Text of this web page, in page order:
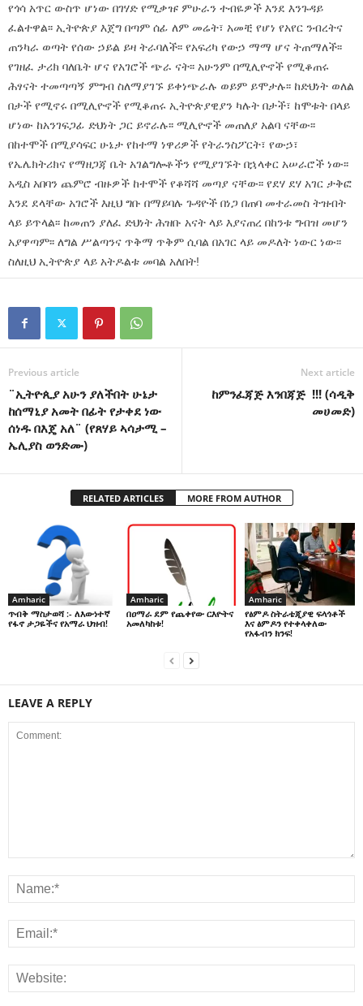
የጎሳ አጥር ውስጥ ሆነው በገሃድ የሚቃዡ ምሁራን ተብዬዎች እንደ እንጉዳይ
ፈልተዋል፡፡ ኢትዮጵያ እጀግ በጣም ሰፊ ለም መሬት፣ አመቺ የሆነ የአየር ንብረትና
ጠንካራ ወጣት የሰው ኃይል ይዛ ትራባለች፡፡ የአፍሪካ የውኃ ማማ ሆና ትጠማለች፡፡
የገዘፈ ታሪክ ባለቤት ሆና የአገሮች ጭራ ናት፡፡ አሁንም በሚሊዮኖች የሚቆጠሩ
ሕፃናት ተመጣጣኝ ምግብ ስለማያገኙ ይቀነጭራሉ ወይም ይሞታሉ፡፡ ከድህነት ወለል
በታች የሚኖሩ በሚሊዮኖች የሚቆጠሩ ኢትዮጵያዊያን ካሉት በታች፣ ከሞቱት በላይ
ሆነው ከአንገፍጋፊ ድህነት ጋር ይኖራሉ፡፡ ሚሊዮኖች መጠለያ አልባ ናቸው፡፡
በከተሞች በሚያሳፍር ሁኔታ የከተማ ነዋሪዎች የትራንስፖርት፣ የውኃ፣
የኤሌክትሪክና የማዘጋጃ ቤት አገልግሎቶችን የሚያገኙት በኋላቀር አሠራሮች ነው፡፡
አዲስ አበባን ጨምሮ ብዙዎች ከተሞች የቆሻሻ መጣያ ናቸው፡፡ የደሃ ደሃ አገር ታቅፎ
እንደ ደላቸው አገሮች እዚህ ግቡ በማይባሉ ጉዳዮች በነጋ በጠባ መተራመስ ትዝብት
ላይ ይጥላል፡፡ ከመጠን ያለፈ ድህነት ሕዝቡ አናት ላይ እያናጠረ በከንቱ ግብዝ መሆን
አያዋጣም፡፡ ለግል ሥልጣንና ጥቅማ ጥቅም ሲባል በአገር ላይ መዶለት ነውር ነው፡፡
ስለዚህ ኢትዮጵያ ላይ አትዶልቱ መባል አለበት!
Previous article
¨ኢትዮጲያ አሁን ያለችበት ሁኔታ
ከሰማኒያ አመት በፊት የታቀደ ነው
ሰነዱ በእጄ አለ¨ (የጸሃይ ኣሳታሚ –
ኤሊያስ ወንድሙ)
Next article
ከምንፈጃጅ እንበጃጅ !!! (ሳዲቅ
መሀመድ)
RELATED ARTICLES MORE FROM AUTHOR
Amharic
ጥብቅ ማስታወሻ :- ለእውነተኛ
የፋኖ ታጋዬችና የአማራ ህዝብ!
Amharic
በዐማራ ደም የጨቀየው ርእዮትና
አመለካከቱ!
Amharic
የፅምዶ ስትራቴጂያዊ ፍላጎቶች
እና ፅምዶን የተቀላቀለው
የአፋብን ክንፍ!
LEAVE A REPLY